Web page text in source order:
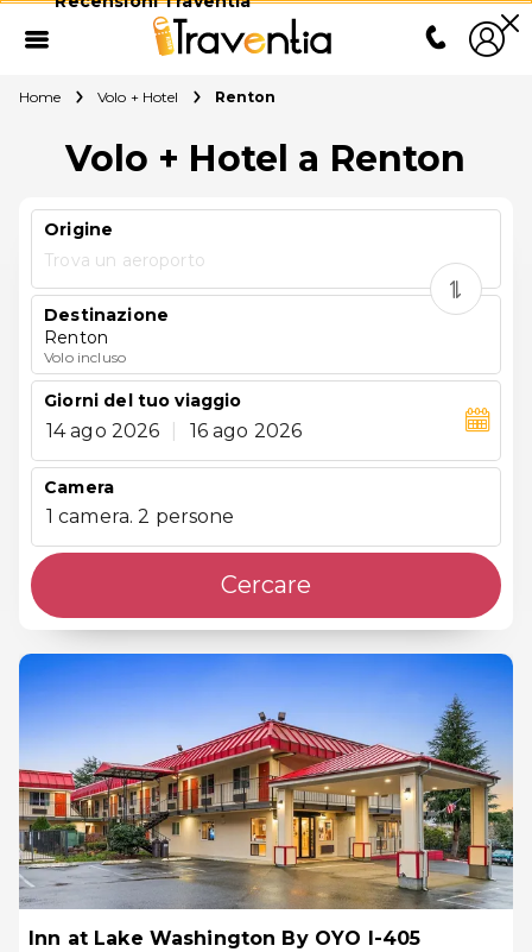
Home Volo + Hotel Renton
Volo + Hotel a Renton
Origine
Trova un aeroporto
Destinazione
Renton
Volo incluso
Giorni del tuo viaggio
14 ago 2026 16 ago 2026
Camera
1 camera. 2 persone
Cercare
Inn at Lake Washington By OYO I-405